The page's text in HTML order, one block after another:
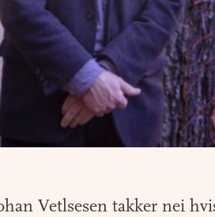
Vetlsesen takker nei